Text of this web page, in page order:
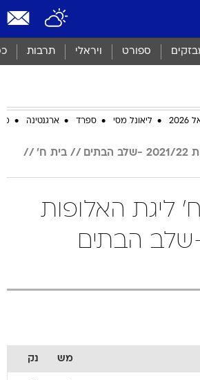
ספורט ויראלי תרבות
ליאונל מסי ספרד ארגנטינה
בית ח'
ליגת האלופות
22 -שלב הבתים
מש נק